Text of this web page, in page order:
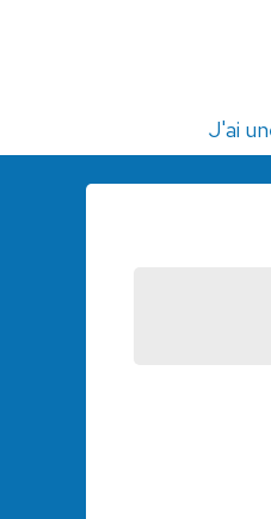
J'ai